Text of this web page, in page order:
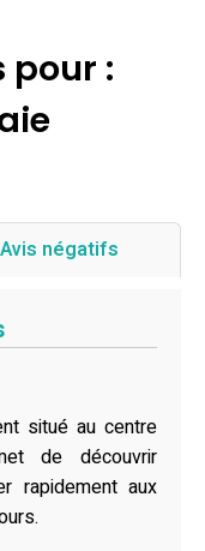
pour :
Avis négatifs
situé au centre
de découvrir
rapidement aux